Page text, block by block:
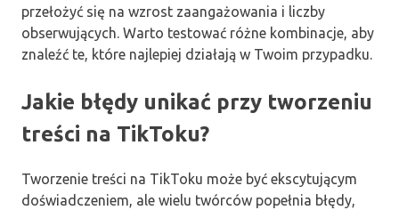
przełożyć się na wzrost zaangażowania i liczby
obserwujących. Warto testować różne kombinacje, aby
znaleźć te, które najlepiej działają w Twoim przypadku.
Jakie błędy unikać przy tworzeniu
treści na TikToku?
Tworzenie treści na TikToku może być ekscytującym
doświadczeniem, ale wielu twórców popełnia błędy,